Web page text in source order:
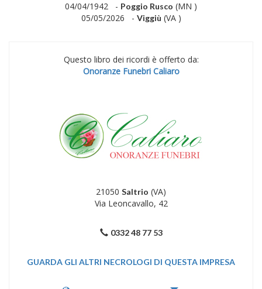
04/04/1942 - Poggio Rusco (MN )
05/05/2026 - Viggiù (VA )
Questo libro dei ricordi è offerto da:
Onoranze Funebri Caliaro
21050 Saltrio (VA)
Via Leoncavallo, 42
0332 48 77 53
GUARDA GLI ALTRI NECROLOGI DI QUESTA IMPRESA